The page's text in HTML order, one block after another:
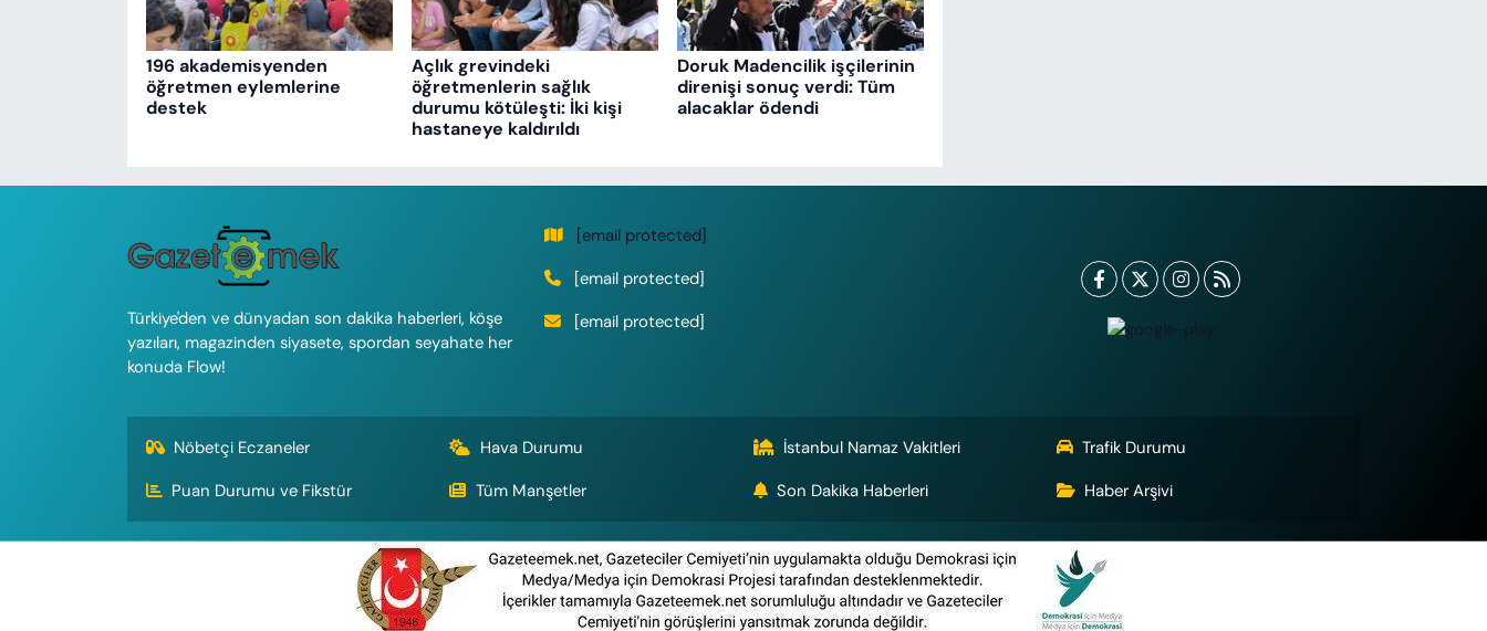
196 akademisyenden
öğretmen eylemlerine
destek
Açlık grevindeki
öğretmenlerin sağlık
durumu kötüleşti: İki kişi
hastaneye kaldırıldı
Doruk Madencilik işçilerinin
direnişi sonuç verdi: Tüm
alacaklar ödendi
Türkiye'den ve dünyadan son dakika haberleri, köşe
yazıları, magazinden siyasete, spordan seyahate her
konuda Flow!
[email protected]
[email protected]
[email protected]
Nöbetçi Eczaneler Hava Durumu İstanbul Namaz Vakitleri
Trafik Durumu
Puan Durumu ve Fikstür
Tüm Manşetler Son Dakika Haberleri Haber Arşivi